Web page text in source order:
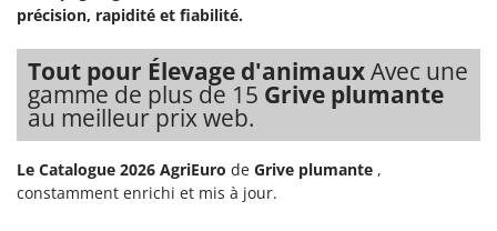
Resto Italia
Ribimex
Ripartrak
Ritter
River Systems
Robomow
précision, rapidité et fiabilité.
Tout pour Élevage d'animauxAvec une
gamme de plus de 15 Grive plumante
au meilleur prix web.
Le Catalogue 2026 AgriEuro de Grive plumante ,
constamment enrichi et mis à jour.